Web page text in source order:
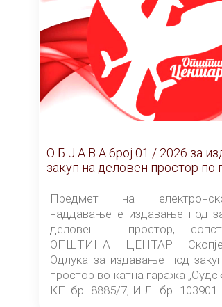
О Б Ј А В А брoj 01 / 2026 за
закуп на деловен простор по
ЕЛЕКТРОНСКО ЈАВНО
Предмет на
наддавање е издавање под
деловен простор,
ОПШТИНА ЦЕНТАР
Одлука за издавање под
простор во катна гаража
КП бр. 8885/7, И.Л. бр. 103901